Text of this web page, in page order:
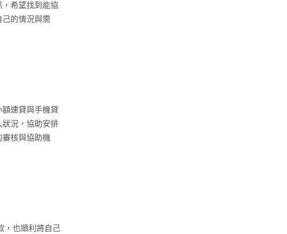
希望找到能協
的情況與需
速貸與手機貸
況，協助安排
核與協助機
，也順利將自己